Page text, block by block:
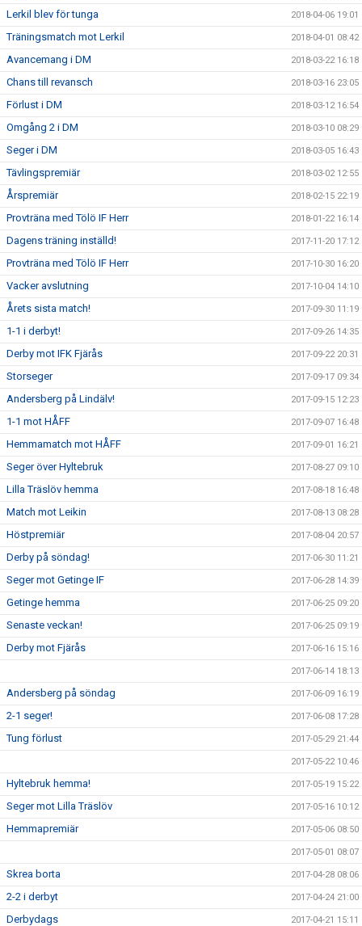
Lerkil blev för tunga 2018-04-06 19:01
Träningsmatch mot Lerkil 2018-04-01 08:42
Avancemang i DM 2018-03-22 16:18
Chans till revansch 2018-03-16 23:05
Förlust i DM 2018-03-12 16:54
Omgång 2 i DM 2018-03-10 08:29
Seger i DM 2018-03-05 16:43
Tävlingspremiär 2018-03-02 12:55
Årspremiär 2018-02-15 22:19
Provträna med Tölö IF Herr 2018-01-22 16:14
Dagens träning inställd! 2017-11-20 17:12
Provträna med Tölö IF Herr 2017-10-30 16:20
Vacker avslutning 2017-10-04 14:10
Årets sista match! 2017-09-30 11:19
1-1 i derbyt! 2017-09-26 14:35
Derby mot IFK Fjärås 2017-09-22 20:31
Storseger 2017-09-17 09:34
Andersberg på Lindälv! 2017-09-15 12:23
1-1 mot HÅFF 2017-09-07 16:48
Hemmamatch mot HÅFF 2017-09-01 16:21
Seger över Hyltebruk 2017-08-27 09:10
Lilla Träslöv hemma 2017-08-18 16:48
Match mot Leikin 2017-08-13 08:28
Höstpremiär 2017-08-04 20:57
Derby på söndag! 2017-06-30 11:21
Seger mot Getinge IF 2017-06-28 14:39
Getinge hemma 2017-06-25 09:20
Senaste veckan! 2017-06-25 09:19
Derby mot Fjärås 2017-06-16 15:16
2017-06-14 18:13
Andersberg på söndag 2017-06-09 16:19
2-1 seger! 2017-06-08 17:28
Tung förlust 2017-05-29 21:44
2017-05-22 10:46
Hyltebruk hemma! 2017-05-19 15:22
Seger mot Lilla Träslöv 2017-05-16 10:12
Hemmapremiär 2017-05-06 08:50
2017-05-01 08:07
Skrea borta 2017-04-28 08:06
2-2 i derbyt 2017-04-24 21:00
Derbydags 2017-04-21 15:11